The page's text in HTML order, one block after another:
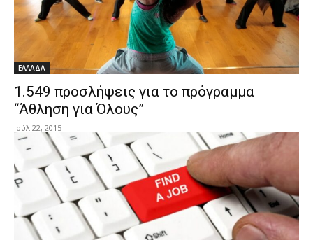
ΕΛΛΑΔΑ
1.549 προσλήψεις για το πρόγραμμα
“Άθληση για Όλους”
Ιούλ 22, 2015